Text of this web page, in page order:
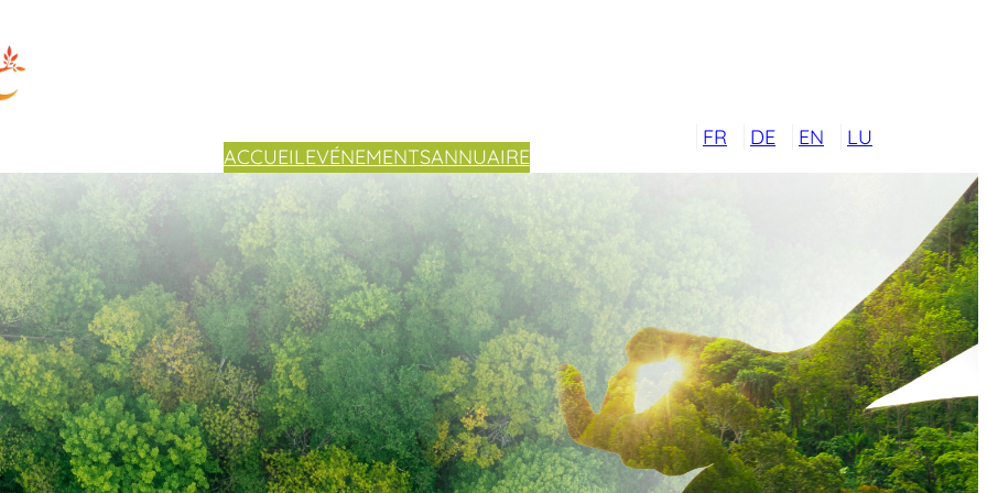
ACCUEILEVÉNEMENTSANNUAIRE
FR DE EN LU